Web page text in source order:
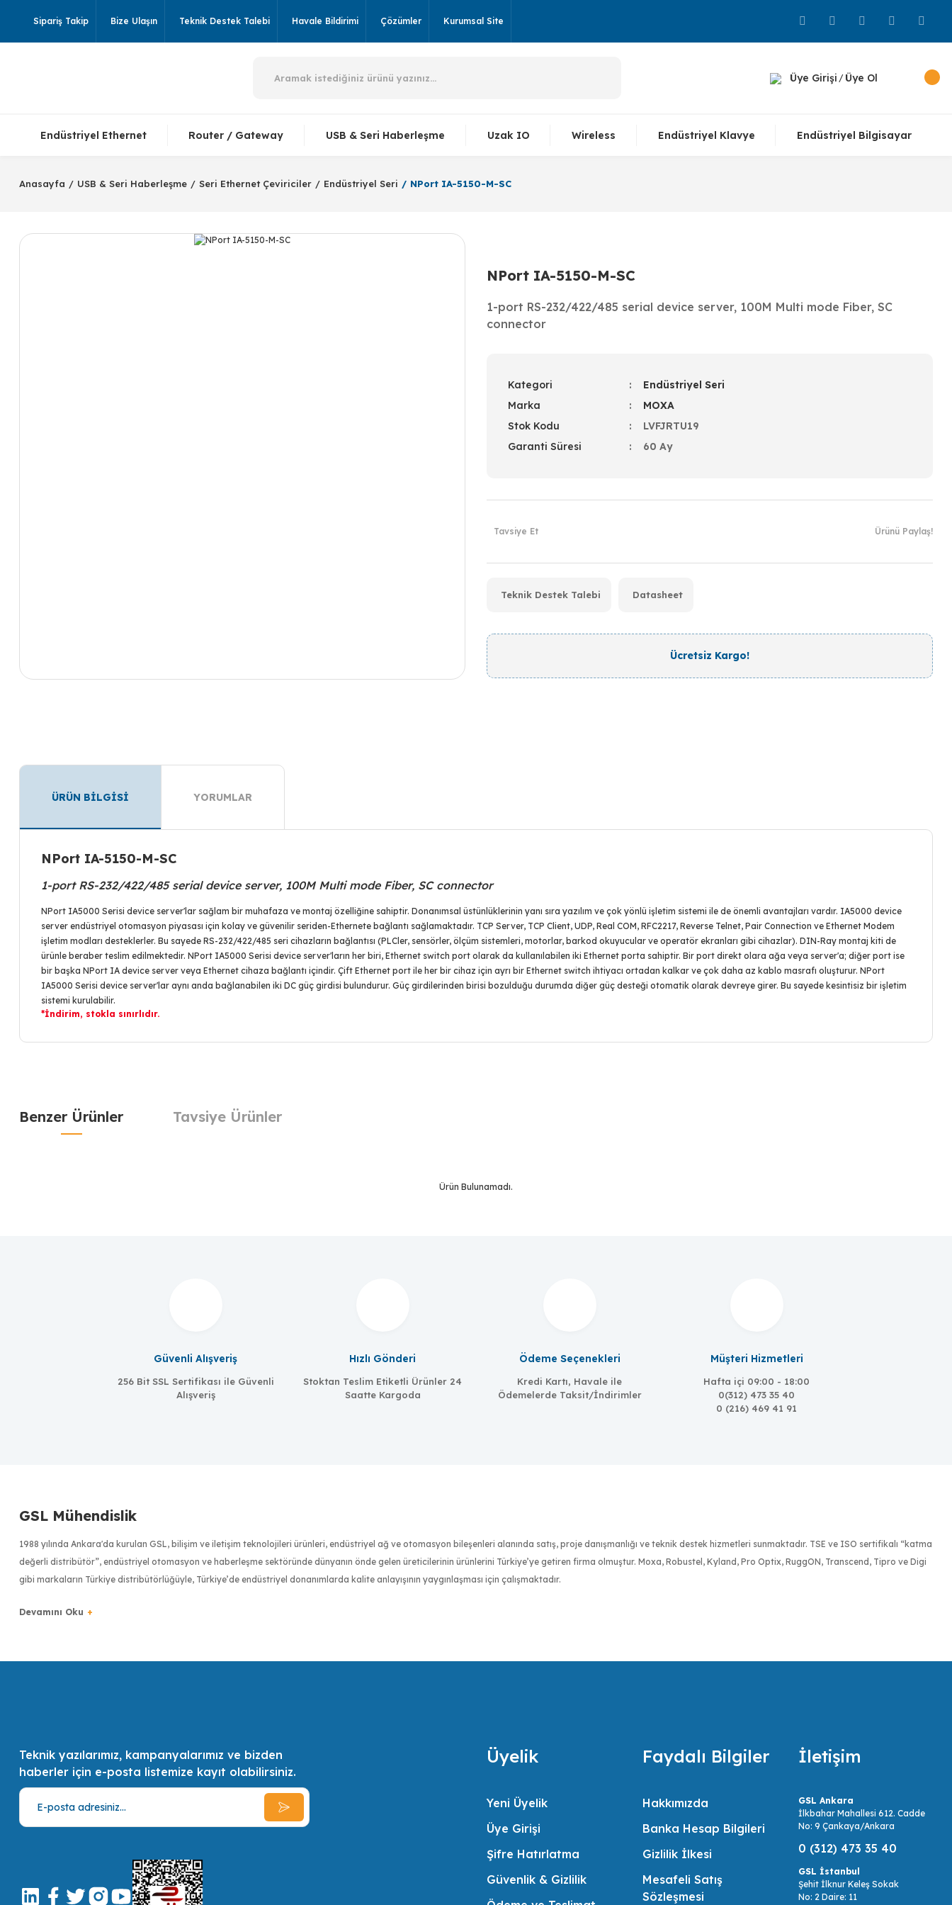
Sipariş Takip Bize Ulaşın Teknik Destek Talebi Havale Bildirimi Çözümler Kurumsal Site
Üye Girişi / Üye Ol
Endüstriyel Ethernet Router / Gateway USB & Seri Haberleşme Uzak IO Wireless Endüstriyel Klavye Endüstriyel Bilgisayar
Anasayfa USB & Seri Haberleşme Seri Ethernet Çeviriciler Endüstriyel Seri NPort IA-5150-M-SC
NPort IA-5150-M-SC
1-port RS-232/422/485 serial device server, 100M Multi mode Fiber, SC
connector
Kategori
Endüstriyel Seri
Marka
MOXA
Stok Kodu
LVFJRTU19
Garanti Süresi
60 Ay
Tavsiye Et Ürünü Paylaş!
Teknik Destek Talebi Datasheet
Ücretsiz Kargo!
ÜRÜN BİLGİSİ YORUMLAR
NPort IA-5150-M-SC
1-port RS-232/422/485 serial device server, 100M Multi mode Fiber, SC connector
NPort IA5000 Serisi device server'lar sağlam bir muhafaza ve montaj özelliğine sahiptir. Donanımsal üstünlüklerinin yanı sıra yazılım ve çok yönlü işletim sistemi ile de önemli avantajları vardır. IA5000 device
server endüstriyel otomasyon piyasası için kolay ve güvenilir seriden-Ethernete bağlantı sağlamaktadır. TCP Server, TCP Client, UDP, Real COM, RFC2217, Reverse Telnet, Pair Connection ve Ethernet Modem
işletim modları desteklerler. Bu sayede RS-232/422/485 seri cihazların bağlantısı (PLCler, sensörler, ölçüm sistemleri, motorlar, barkod okuyucular ve operatör ekranları gibi cihazlar). DIN-Ray montaj kiti de
ürünle beraber teslim edilmektedir. NPort IA5000 Serisi device server'ların her biri, Ethernet switch port olarak da kullanılabilen iki Ethernet porta sahiptir. Bir port direkt olara ağa veya server'a; diğer port ise
bir başka NPort IA device server veya Ethernet cihaza bağlantı içindir. Çift Ethernet port ile her bir cihaz için ayrı bir Ethernet switch ihtiyacı ortadan kalkar ve çok daha az kablo masrafı oluşturur. NPort
IA5000 Serisi device server'lar aynı anda bağlanabilen iki DC güç girdisi bulundurur. Güç girdilerinden birisi bozulduğu durumda diğer güç desteği otomatik olarak devreye girer. Bu sayede kesintisiz bir işletim
sistemi kurulabilir.
*İndirim, stokla sınırlıdır.
Benzer Ürünler Tavsiye Ürünler
Ürün Bulunamadı.
75W/3.2A, 24 VDC, universal 85 to 264 VAC input
Meanwell
MW-MDR-040-24
Güvenli Alışveriş
256 Bit SSL Sertifikası ile Güvenli
Alışveriş
Hızlı Gönderi
Stoktan Teslim Etiketli Ürünler 24
Saatte Kargoda
Ödeme Seçenekleri
Kredi Kartı, Havale ile
Ödemelerde Taksit/İndirimler
Müşteri Hizmetleri
Hafta içi 09:00 - 18:00
0(312) 473 35 40
0 (216) 469 41 91
GSL Mühendislik
1988 yılında Ankara'da kurulan GSL, bilişim ve iletişim teknolojileri ürünleri, endüstriyel ağ ve otomasyon bileşenleri alanında satış, proje danışmanlığı ve teknik destek hizmetleri sunmaktadır. TSE ve ISO sertifikalı “katma
değerli distribütör”, endüstriyel otomasyon ve haberleşme sektöründe dünyanın önde gelen üreticilerinin ürünlerini Türkiye’ye getiren firma olmuştur. Moxa, Robustel, Kyland, Pro Optix, RuggON, Transcend, Tipro ve Digi
gibi markaların Türkiye distribütörlüğüyle, Türkiye’de endüstriyel donanımlarda kalite anlayışının yaygınlaşması için çalışmaktadır.
Türkiye bilişim sektörünün ilk 500 bilişim şirketinden biri olan GSL, uzman sertifikalı mühendis kadrosuyla müşterilerinin ihtiyaçlarını en iyi şekilde tespit etmek, onlara bu ihtiyaçları doğrultusunda olabilecek en ekonomik,
Teknik yazılarımız, kampanyalarımız ve bizden
haberler için e-posta listemize kayıt olabilirsiniz.
Üyelik
Yeni Üyelik
Üye Girişi
Şifre Hatırlatma
Güvenlik & Gizlilik
Faydalı Bilgiler
Hakkımızda
Banka Hesap Bilgileri
Gizlilik İlkesi
Mesafeli Satış
Sözleşmesi
İletişim
GSL Ankara
İlkbahar Mahallesi 612. Cadde
No: 9 Çankaya/Ankara
0 (312) 473 35 40
GSL İstanbul
Şehit İlknur Keleş Sokak
No: 2 Daire: 11